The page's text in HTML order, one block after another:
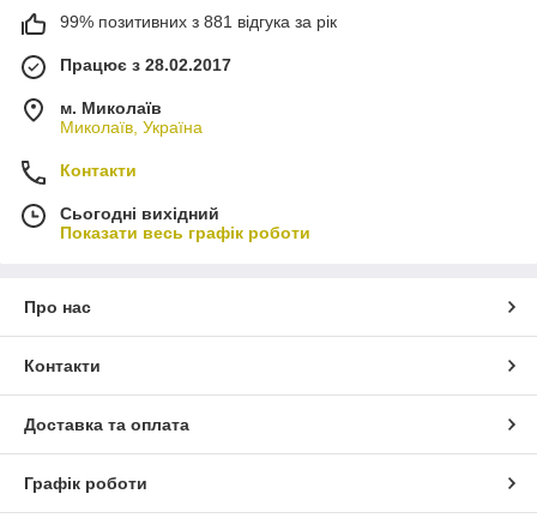
99% позитивних з 881 відгука за рік
Працює з 28.02.2017
м. Миколаїв
Миколаїв, Україна
Контакти
Сьогодні вихідний
Показати весь графік роботи
Про нас
Контакти
Доставка та оплата
Графік роботи